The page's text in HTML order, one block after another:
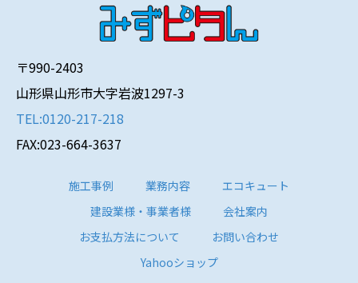
〒990-2403
山形県山形市大字岩波1297-3
TEL:0120-217-218
FAX:023-664-3637
施工事例 業務内容
エコキュート
建設業様・事業者様
会社案内
お支払方法について
お問い合わせ
Yahooショップ